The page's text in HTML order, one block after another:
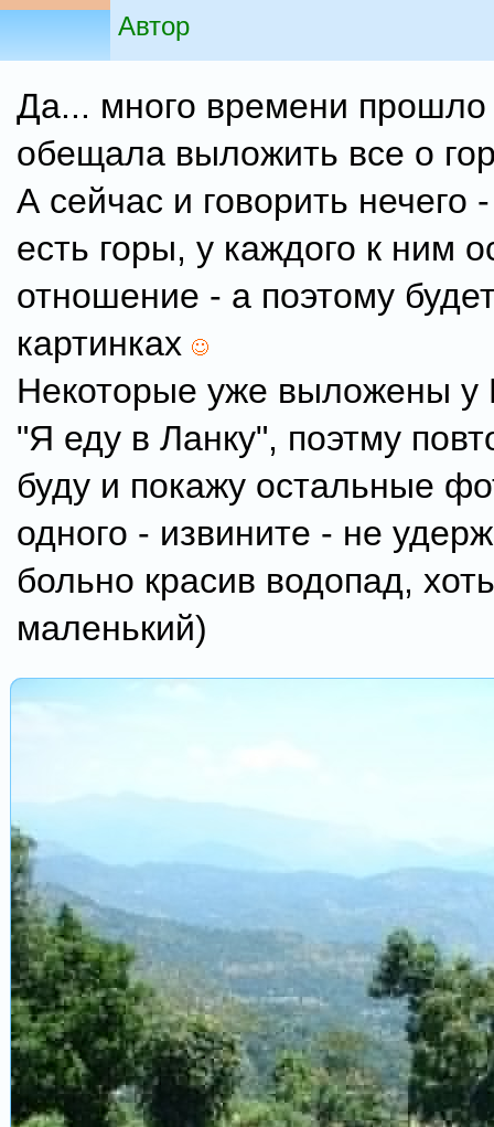
Автор
Да... много времени прошло
обещала выложить все о
А сейчас и говорить нечего
есть горы, у каждого к ним
отношение - а поэтому
картинках
Некоторые уже выложены у
"Я еду в Ланку", поэтму
буду и покажу остальные
одного - извините - не
больно красив водопад,
маленький)